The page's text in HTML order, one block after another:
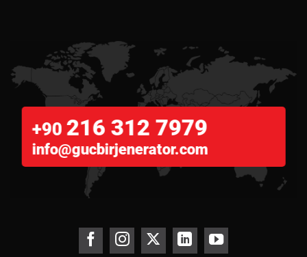
+90 216 312 7979
info@gucbirjenerator.com